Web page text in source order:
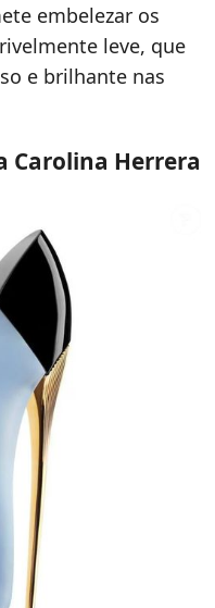
embelezar os
leve, que
e brilhante nas
Carolina Herrera